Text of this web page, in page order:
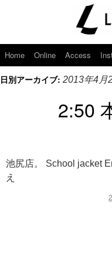
Home Online Access
日別アーカイブ: 2013年4月
2:50
池尻店。 School
え